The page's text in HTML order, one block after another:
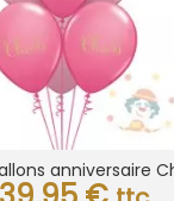
anniversaire